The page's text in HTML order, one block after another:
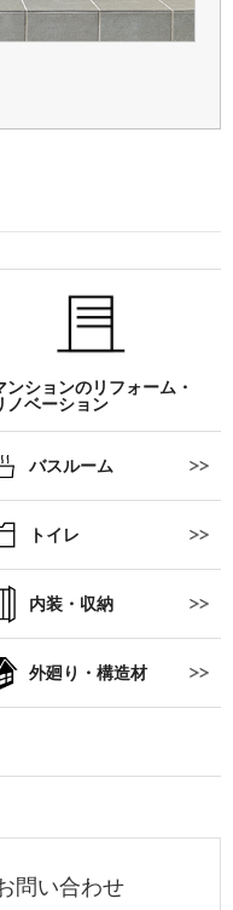
ンションのリフォーム・
ノベーション
バスルーム
トイレ
内装・収納
外廻り・構造材
問い合わせ